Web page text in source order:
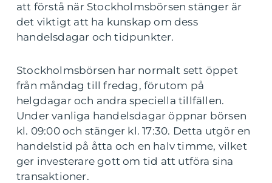
att förstå när Stockholmsbörsen stänger är
det viktigt att ha kunskap om dess
handelsdagar och tidpunkter.
Stockholmsbörsen har normalt sett öppet
från måndag till fredag, förutom på
helgdagar och andra speciella tillfällen.
Under vanliga handelsdagar öppnar börsen
kl. 09:00 och stänger kl. 17:30. Detta utgör en
handelstid på åtta och en halv timme, vilket
ger investerare gott om tid att utföra sina
transaktioner.